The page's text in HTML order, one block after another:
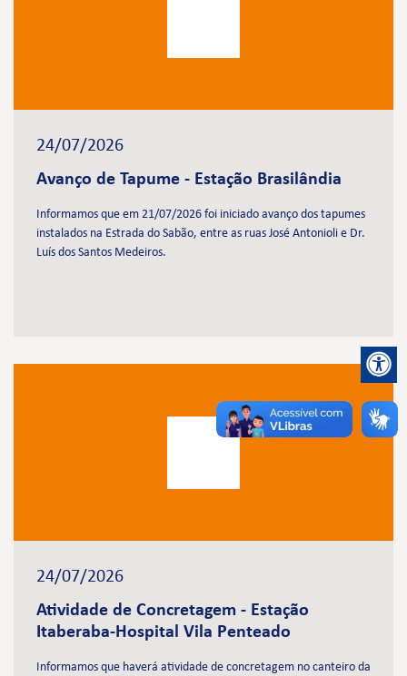
24/07/2026
Avanço de Tapume - Estação Brasilândia
Informamos que em 21/07/2026 foi iniciado avanço dos tapumes
instalados na Estrada do Sabão, entre as ruas José Antonioli e Dr.
Luís dos Santos Medeiros.
24/07/2026
Atividade de Concretagem - Estação
Itaberaba-Hospital Vila Penteado
Informamos que haverá atividade de concretagem no canteiro da